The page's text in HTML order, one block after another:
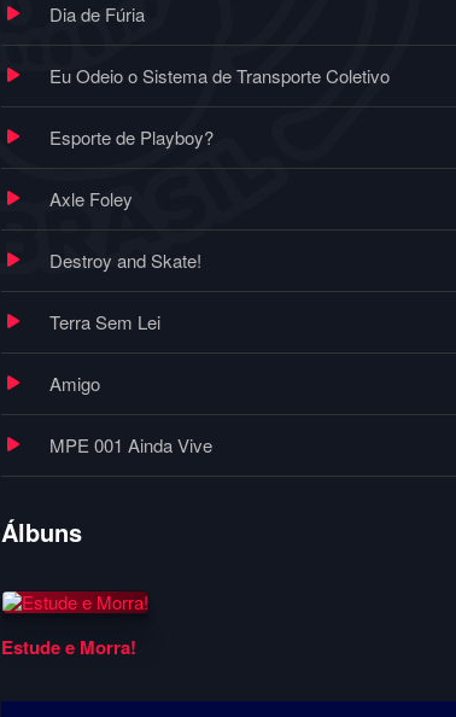
Dia de Fúria
Eu Odeio o Sistema de Transporte Coletivo
Esporte de Playboy?
Axle Foley
Destroy and Skate!
Terra Sem Lei
Amigo
MPE 001 Ainda Vive
Álbuns
Estude e Morra!